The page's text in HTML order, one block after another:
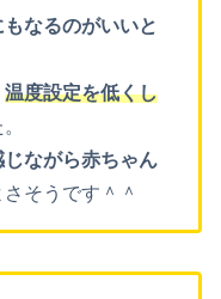
もなるのがいいと
温度設定を低くし
ながら赤ちゃん
そうです＾＾